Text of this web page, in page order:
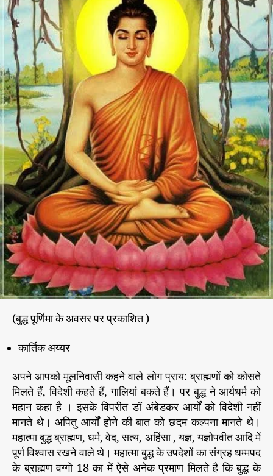
(बुद्ध पूर्णिमा के अवसर पर प्रकाशित )
कार्तिक अय्यर
अपने आपको मूलनिवासी कहने वाले लोग प्राय: ब्राह्मणों को कोसते
मिलते हैं, विदेशी कहते हैं, गालियां बकते हैं। पर बुद्ध ने आर्यधर्म को
महान कहा है । इसके विपरीत डॉ अंबेडकर आर्यों को विदेशी नहीं
मानते थे। अपितु आर्यों होने की बात को छदम कल्पना मानते थे।
महात्मा बुद्ध ब्राह्मण, धर्म, वेद, सत्य, अहिंसा , यज्ञ, यज्ञोपवीत आदि में
पूर्ण विश्वास रखने वाले थे। महात्मा बुद्ध के उपदेशों का संग्रह धम्मपद
के ब्राह्मण वग्गो 18 का में ऐसे अनेक प्रमाण मिलते है कि बुद्ध के